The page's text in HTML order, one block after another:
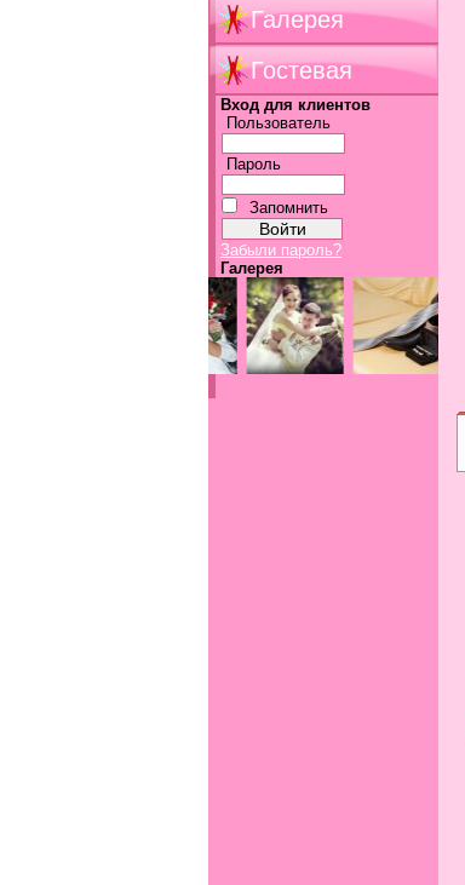
Галерея
Гостевая
Вход для клиентов
Пользователь
Пароль
Запомнить
Забыли пароль?
Галерея